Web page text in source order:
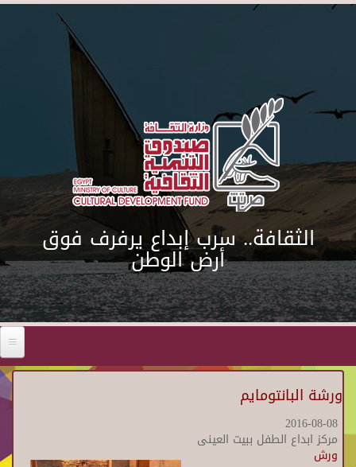
Skip to main content
الثقافة.. سرب إبداع يرفرف فوق
أرض الوطن
ورشة البانتومايم
2016-08-08
مركز ابداع الطفل ببيت العينى
ورش